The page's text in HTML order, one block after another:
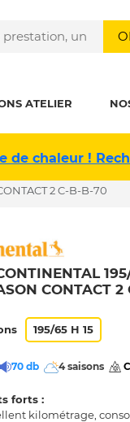
ATELIER
de chaleur !
2 C-B-B-70
CONTACT
195/65 H 15
70 db 4 saisons
forts :
kilométrage,